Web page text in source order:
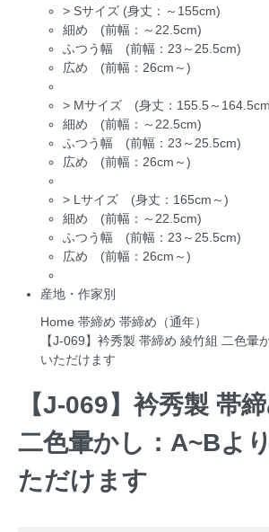
> Sサイズ (身丈：～155cm)
細め (前幅：～22.5cm)
ふつう幅 (前幅：23～25.5cm)
広め (前幅：26cm～)
> Mサイズ (身丈：155.5～
細め (前幅：～22.5cm)
ふつう幅 (前幅：23～25.5cm)
広め (前幅：26cm～)
> Lサイズ (身丈：165cm～)
細め (前幅：～22.5cm)
ふつう幅 (前幅：23～25.5cm)
広め (前幅：26cm～)
産地・作家別
Home 帯締め 帯締め（通年）
【J-069】衿秀製 帯締め 綾竹組 二色暈
いただけます
【J-069】衿秀製 帯
二色暈かし：A~Bよ
ただけます